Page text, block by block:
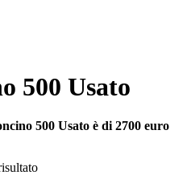
500 Usato
500 Usato è di 2700 euro